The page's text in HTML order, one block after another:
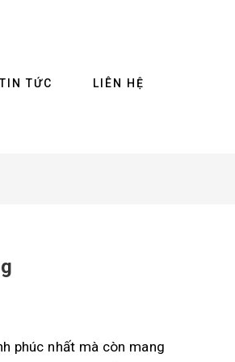
TIN TỨC LIÊN HỆ
phúc nhất mà còn mang